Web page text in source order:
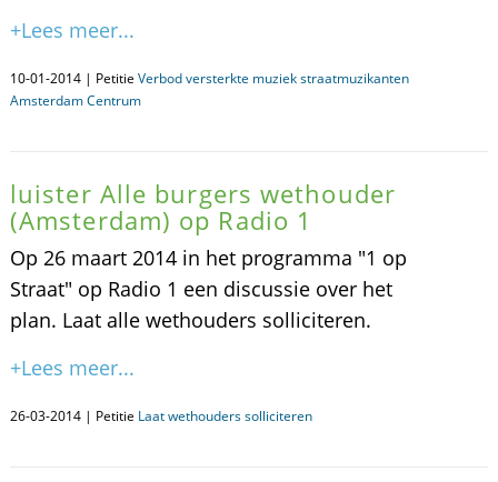
+Lees meer...
10-01-2014 | Petitie Verbod versterkte muziek straatmuzikanten
Amsterdam Centrum
luister Alle burgers wethouder
(Amsterdam) op Radio 1
Op 26 maart 2014 in het programma "1 op
Straat" op Radio 1 een discussie over het
plan. Laat alle wethouders solliciteren.
+Lees meer...
26-03-2014 | Petitie Laat wethouders solliciteren